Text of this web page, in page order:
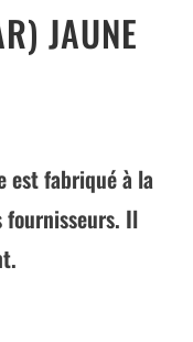
JAUNE
est fabriqué à la
fournisseurs. Il